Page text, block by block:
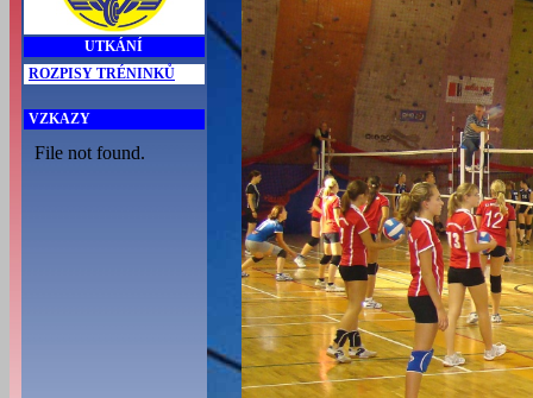
UTKÁNÍ
ROZPISY TRÉNINKŮ
VZKAZY